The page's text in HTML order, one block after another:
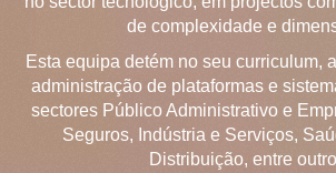
de complexidade e
Esta equipa detém no seu curriculum,
administração de plataformas e
sectores Público Administrativo e
Seguros, Indústria e Serviços,
Distribuição, entre